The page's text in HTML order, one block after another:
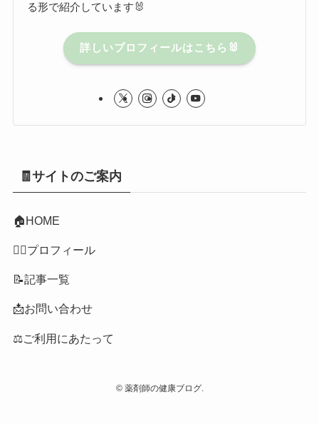
る形で紹介しています🐰
詳しいプロフィールはこちら🐰
🧾サイトのご案内
🏠HOME
👩‍⚕️プロフィール
📝記事一覧
📩お問い合わせ
⚖️ご利用にあたって
©薬剤師の健康ブログ.